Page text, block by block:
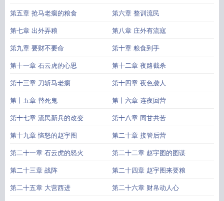
零大明流匪刘恒的老婆笔趣阁大明流匪大明流匪无弹窗笔趣阁
第五章 抢马老瘸的粮食 第六章 整训流民
第七章 出外弄粮 第八章 庄外有流寇
第九章 要财不要命 第十章 粮食到手
第十一章 石云虎的心思 第十二章 夜路截杀
第十三章 刀斩马老瘸 第十四章 夜色袭人
第十五章 替死鬼 第十六章 连夜回营
第十七章 流民新兵的改变 第十八章 同甘共苦
第十九章 恼怒的赵宇图 第二十章 接管后营
第二十一章 石云虎的怒火 第二十二章 赵宇图的图谋
第二十三章 战阵 第二十四章 赵宇图来要粮
第二十五章 大营西进 第二十六章 财帛动人心